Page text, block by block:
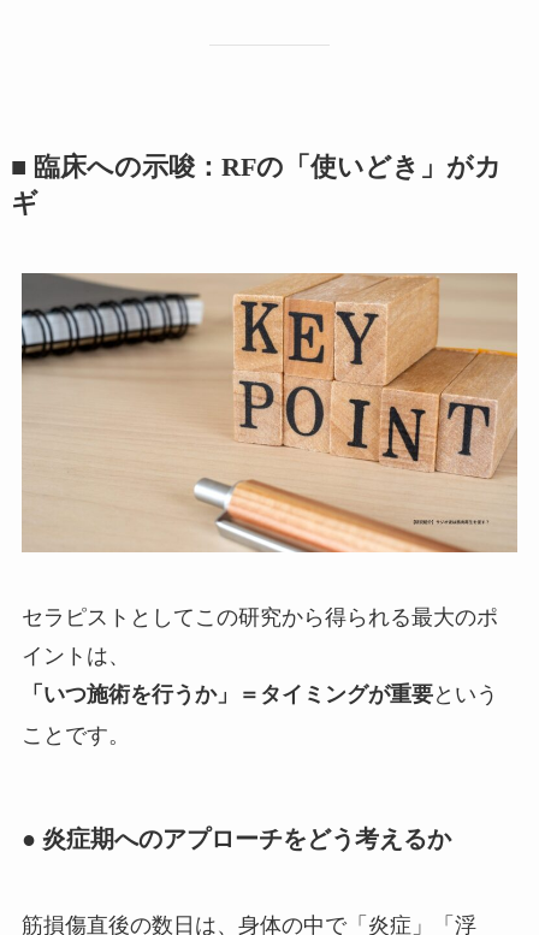
■ 臨床への示唆：RFの「使いどき」がカ
ギ
セラピストとしてこの研究から得られる最大のポ
イントは、
「いつ施術を行うか」＝タイミングが重要という
ことです。
● 炎症期へのアプローチをどう考えるか
筋損傷直後の数日は、身体の中で「炎症」「浮